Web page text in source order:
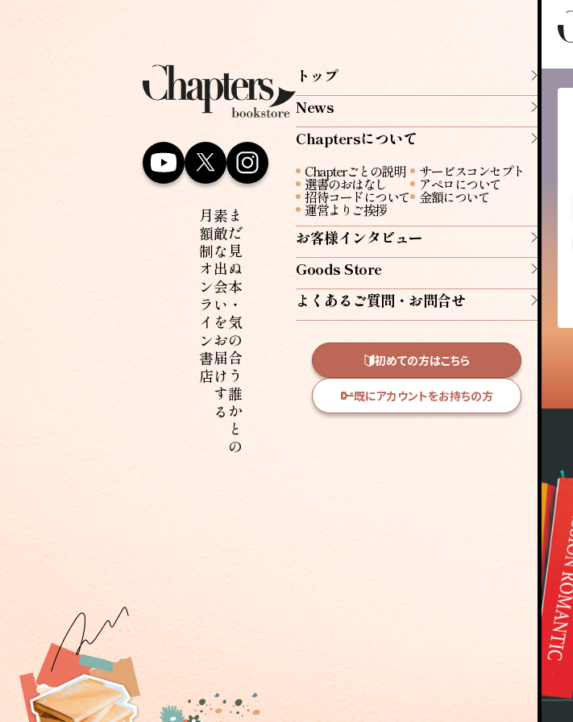
月額制オンライン書店素敵な出会いをお届けするまだ見ぬ本・気の合う誰かとの
トップ
News
Chaptersについて
Chapterごとの説明 サービスコンセプト
選書のおはなし アペロについて
招待コードについて 金額について
運営よりご挨拶
お客様インタビュー
Goods Store
よくあるご質問・お問合せ
初めての方はこちら
既にアカウントをお持ちの方